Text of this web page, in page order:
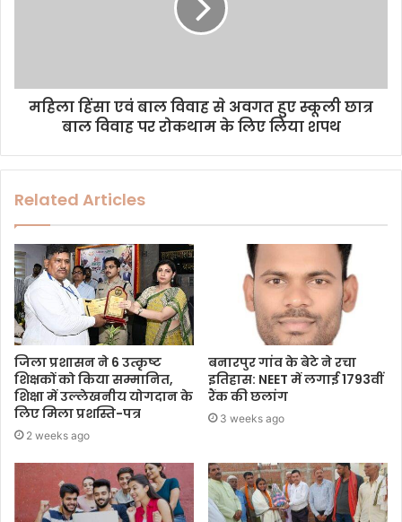
महिला हिंसा एवं बाल विवाह से अवगत हुए स्कूली छात्र
बाल विवाह पर रोकथाम के लिए लिया शपथ
Related Articles
जिला प्रशासन ने 6 उत्कृष्ट
शिक्षकों को किया सम्मानित,
शिक्षा में उल्लेखनीय योगदान के
लिए मिला प्रशस्ति-पत्र
2 weeks ago
बनारपुर गांव के बेटे ने रचा
इतिहास: NEET में लगाई 1793वीं
रैंक की छलांग
3 weeks ago